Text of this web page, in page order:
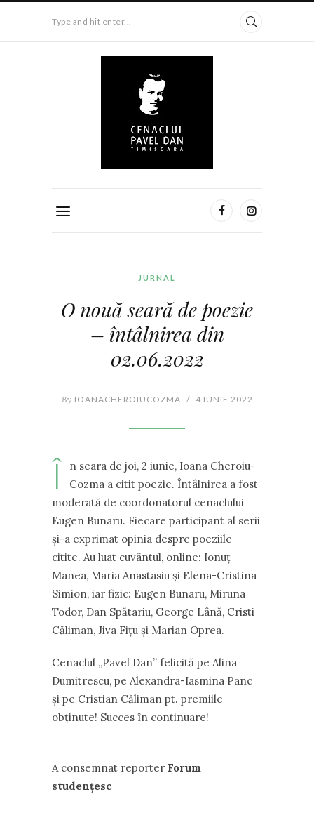
Type and hit enter...
JURNAL
O nouă seară de poezie
– întâlnirea din
02.06.2022
By IOANACHEROIUCOZMA / 4 IUNIE 2022
Î
n seara de joi, 2 iunie, Ioana Cheroiu-
Cozma a citit poezie. Întâlnirea a fost
moderată de coordonatorul cenaclului
Eugen Bunaru. Fiecare participant al serii
și-a exprimat opinia despre poeziile
citite. Au luat cuvântul, online: Ionuț
Manea, Maria Anastasiu și Elena-Cristina
Simion, iar fizic: Eugen Bunaru, Miruna
Todor, Dan Spătariu, George Lână, Cristi
Căliman, Jiva Fițu și Marian Oprea.
Cenaclul ,,Pavel Dan” felicită pe Alina
Dumitrescu, pe Alexandra-Iasmina Panc
și pe Cristian Căliman pt. premiile
obținute! Succes în continuare!
A consemnat reporter Forum
studențesc